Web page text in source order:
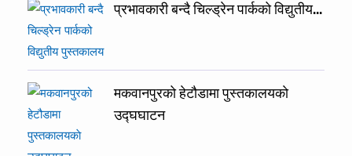
प्रभावकारी बन्दै चिल्ड्रेन पार्कको विद्युतीय…
मकवानपुरको हेटौडामा पुस्तकालयकाे
उद्घघाटन